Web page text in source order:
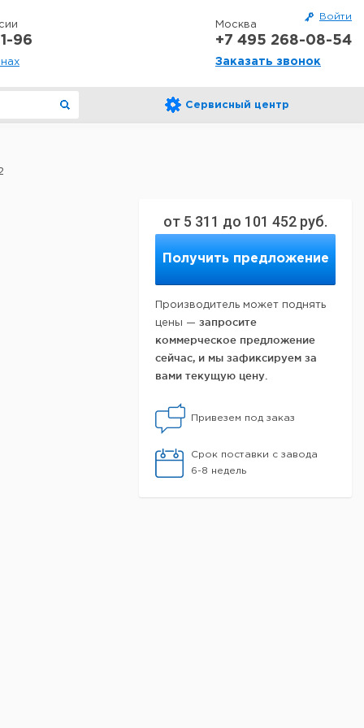
Войти
96
Москва
+7 495 268-08-54
Заказать звонок
Сервисный центр
от 5 311 до 101 452 руб.
Получить предложение
Производитель может поднять
цены — запросите
коммерческое предложение
сейчас, и мы зафиксируем за
вами текущую цену.
Привезем под заказ
Срок поставки с завода
6-8 недель